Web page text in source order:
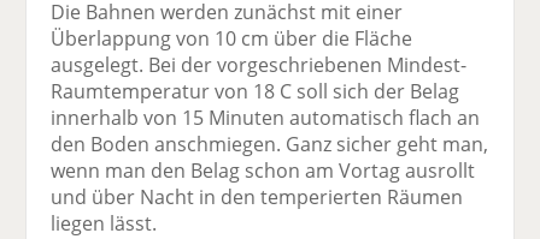
Die Bahnen werden zunächst mit einer
Überlappung von 10 cm über die Fläche
ausgelegt. Bei der vorgeschriebenen Mindest-
Raumtemperatur von 18 C soll sich der Belag
innerhalb von 15 Minuten automatisch flach an
den Boden anschmiegen. Ganz sicher geht man,
wenn man den Belag schon am Vortag ausrollt
und über Nacht in den temperierten Räumen
liegen lässt.